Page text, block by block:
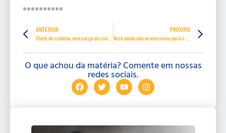
**********
ANTERIOR PRÓXIMO
O que achou da matéria? Comente em nossas
redes sociais.